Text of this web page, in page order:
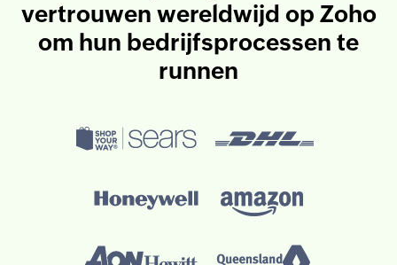
vertrouwen wereldwijd op Zoho
om hun bedrijfsprocessen te
runnen